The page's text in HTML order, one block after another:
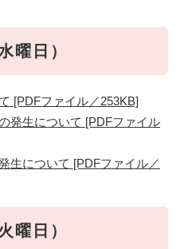
曜日）
[PDFファイル／253KB]
発生について [PDFファイル
生について [PDFファイル／
曜日）